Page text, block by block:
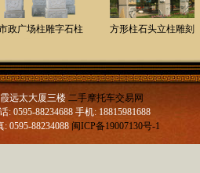
政广场柱雕字石柱 方形柱石头立柱雕刻
远太大厦三楼 二手摩托车交易网
0595-88234688 手机: 18815981688
0595-88234088 闽ICP备19007130号-1